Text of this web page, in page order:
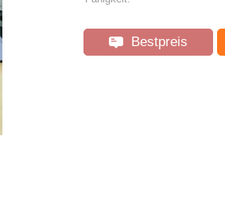
Bestpreis